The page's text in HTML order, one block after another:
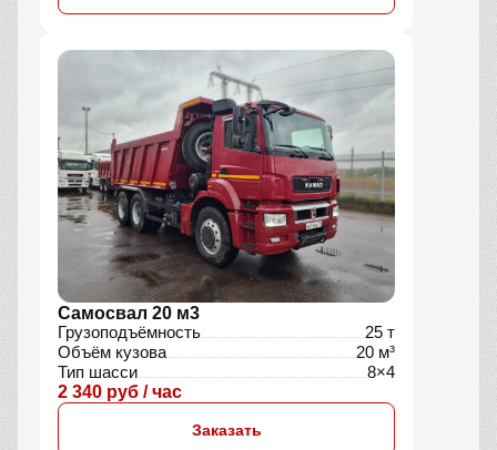
Самосвал 20 м3
Грузоподъёмность
25 т
Объём кузова
20 м³
Тип шасси
8×4
2 340 руб / час
Заказать